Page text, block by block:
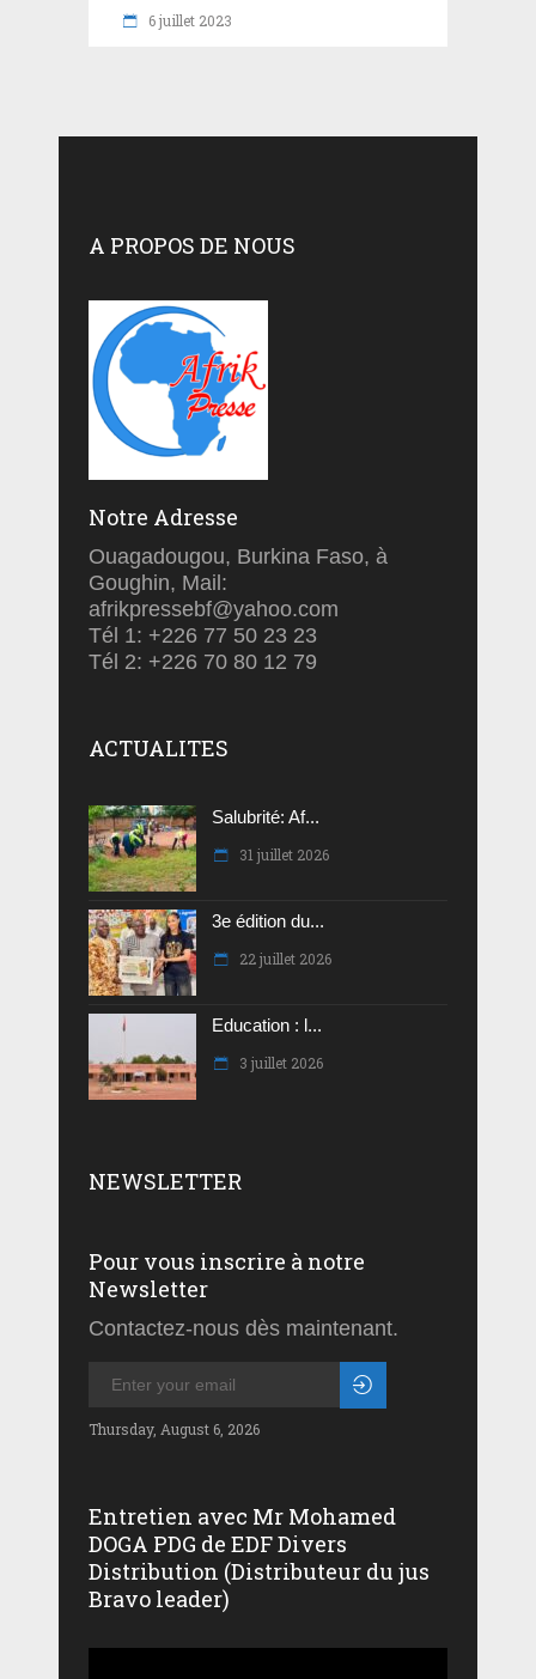
6 juillet 2023
A PROPOS DE NOUS
Notre Adresse
Ouagadougou, Burkina Faso, à
Goughin, Mail:
afrikpressebf@yahoo.com
Tél 1: +226 77 50 23 23
Tél 2: +226 70 80 12 79
ACTUALITES
Salubrité: Af...
31 juillet 2026
3e édition du...
22 juillet 2026
Education : l...
3 juillet 2026
NEWSLETTER
Pour vous inscrire à notre
Newsletter
Contactez-nous dès maintenant.
Thursday, August 6, 2026
Entretien avec Mr Mohamed
DOGA PDG de EDF Divers
Distribution (Distributeur du jus
Bravo leader)